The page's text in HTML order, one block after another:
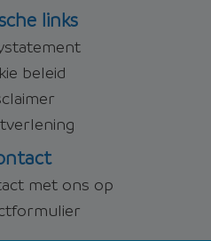
links
beleid
met ons op